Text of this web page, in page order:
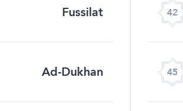
Fussilat 42
Ad-Dukhan 45